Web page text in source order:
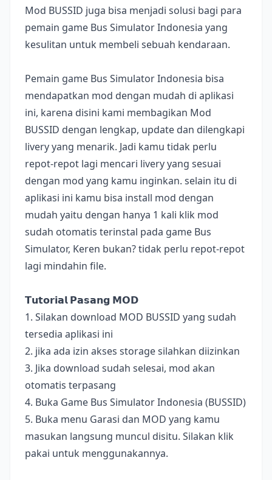
Mod BUSSID juga bisa menjadi solusi bagi para
pemain game Bus Simulator Indonesia yang
kesulitan untuk membeli sebuah kendaraan.
Pemain game Bus Simulator Indonesia bisa
mendapatkan mod dengan mudah di aplikasi
ini, karena disini kami membagikan Mod
BUSSID dengan lengkap, update dan dilengkapi
livery yang menarik. Jadi kamu tidak perlu
repot-repot lagi mencari livery yang sesuai
dengan mod yang kamu inginkan. selain itu di
aplikasi ini kamu bisa install mod dengan
mudah yaitu dengan hanya 1 kali klik mod
sudah otomatis terinstal pada game Bus
Simulator, Keren bukan? tidak perlu repot-repot
lagi mindahin file.
𝗧𝘂𝘁𝗼𝗿𝗶𝗮𝗹 𝗣𝗮𝘀𝗮𝗻𝗴 𝗠𝗢𝗗
1. Silakan download MOD BUSSID yang sudah
tersedia aplikasi ini
2. jika ada izin akses storage silahkan diizinkan
3. Jika download sudah selesai, mod akan
otomatis terpasang
4. Buka Game Bus Simulator Indonesia (BUSSID)
5. Buka menu Garasi dan MOD yang kamu
masukan langsung muncul disitu. Silakan klik
pakai untuk menggunakannya.